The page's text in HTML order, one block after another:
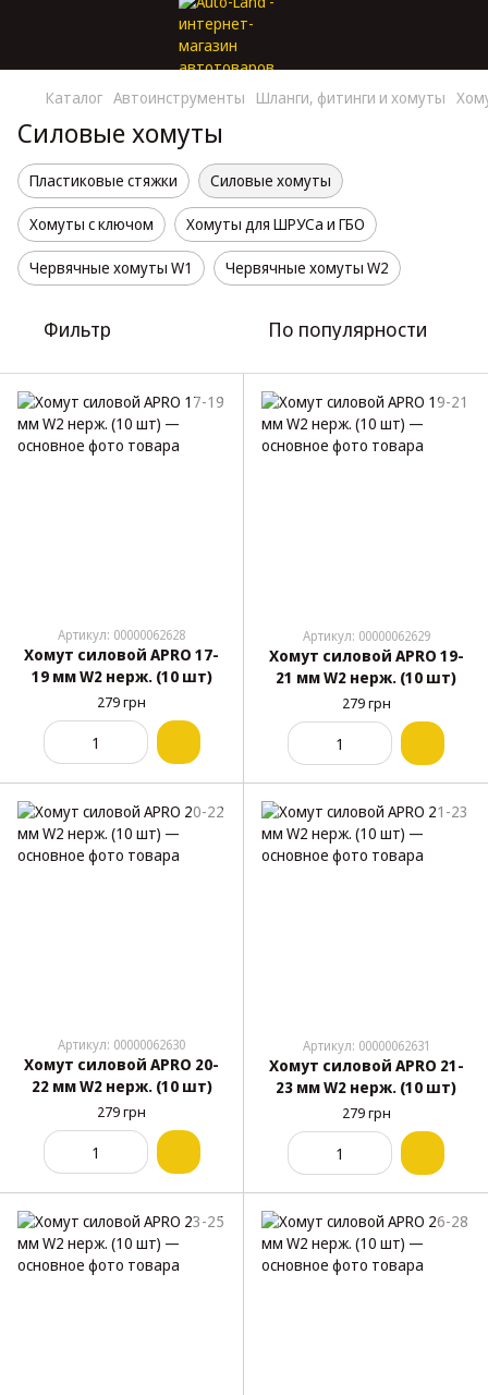
Каталог Автоинструменты Шланги, фитинги и хомуты
Силовые хомуты
Пластиковые стяжки Силовые хомуты
Хомуты с ключом Хомуты для ШРУСа и ГБО
Червячные хомуты W1 Червячные хомуты W2
Фильтр По популярности
Артикул: 00000062628
Хомут силовой APRO 17-
19 мм W2 нерж. (10 шт)
279 грн
Артикул: 00000062629
Хомут силовой APRO 19-
21 мм W2 нерж. (10 шт)
279 грн
Артикул: 00000062630
Хомут силовой APRO 20-
22 мм W2 нерж. (10 шт)
279 грн
Артикул: 00000062631
Хомут силовой APRO 21-
23 мм W2 нерж. (10 шт)
279 грн